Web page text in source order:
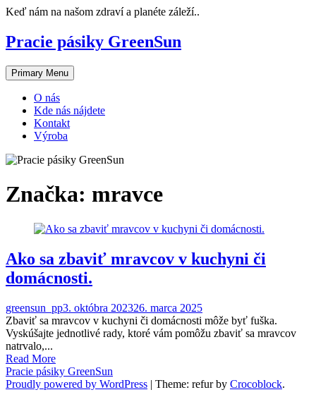
Skip
content
Keď nám na našom zdraví a planéte záleží..
Pracie pásiky GreenSun
Primary Menu
O nás
Kde nás nájdete
Kontakt
Výroba
Značka: mravce
Ako sa zbaviť mravcov v kuchyni či
domácnosti.
greensun_pp3. októbra 202326. marca 2025
Zbaviť sa mravcov v kuchyni či domácnosti môže byť fuška.
Vyskúšajte jednotlivé rady, ktoré vám pomôžu zbaviť sa mravcov
natrvalo,...
Read More
Pracie pásiky GreenSun
Proudly powered by WordPress | Theme: refur by Crocoblock.